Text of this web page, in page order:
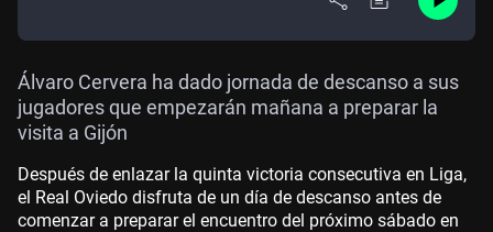
Álvaro Cervera ha dado jornada de descanso a sus
jugadores que empezarán mañana a preparar la
visita a Gijón
Después de enlazar la quinta victoria consecutiva en Liga,
el Real Oviedo disfruta de un día de descanso antes de
comenzar a preparar el encuentro del próximo sábado en